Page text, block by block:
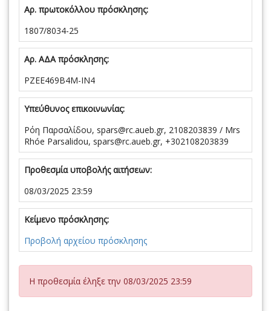
Αρ. πρωτοκόλλου πρόσκλησης:
1807/8034-25
Αρ. ΑΔΑ πρόσκλησης:
ΡΖΕΕ469Β4Μ-ΙΝ4
Υπεύθυνος επικοινωνίας:
Ρόη Παρσαλίδου, spars@rc.aueb.gr, 2108203839 / Mrs
Rhóe Parsalidou, spars@rc.aueb.gr, +302108203839
Προθεσμία υποβολής αιτήσεων:
08/03/2025 23:59
Κείμενο πρόσκλησης:
Προβολή αρχείου πρόσκλησης
Η προθεσμία έληξε την 08/03/2025 23:59